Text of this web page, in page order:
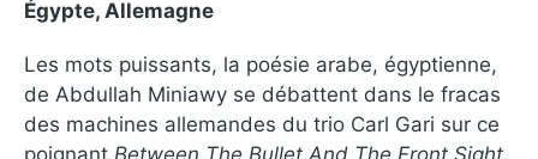
Égypte, Allemagne
Les mots puissants, la poésie arabe, égyptienne,
de Abdullah Miniawy se débattent dans le fracas
des machines allemandes du trio Carl Gari sur ce
poignant Between The Bullet And The Front Sight,